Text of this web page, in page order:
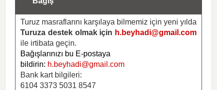
Turuz masraflarını karşılaya bilmemiz için yeni yılda
Turuza destek olmak için h.beyhadi@gmail.com
ile irtibata geçin.
Bağışlarınızı bu E-postaya
bildirin: h.beyhadi@gmail.com
Bank kart bilgileri:
6104 3373 5031 8547